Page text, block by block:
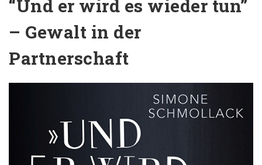
“Und er wird es wieder tun”
– Gewalt in der
Partnerschaft